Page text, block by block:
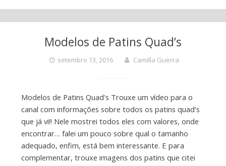
Modelos de Patins Quad’s
setembro 13, 2016 Camilla Guerra
Modelos de Patins Quad’s Trouxe um vídeo para o
canal com informações sobre todos os patins quad’s
que já vi!! Nele mostrei todos eles com valores, onde
encontrar… falei um pouco sobre qual o tamanho
adequado, enfim, está bem interessante. E para
complementar, trouxe imagens dos patins que citei